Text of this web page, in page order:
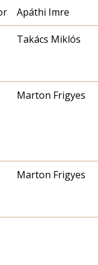
Apáthi Imre
Takács Miklós
Marton Frigyes
Marton Frigyes